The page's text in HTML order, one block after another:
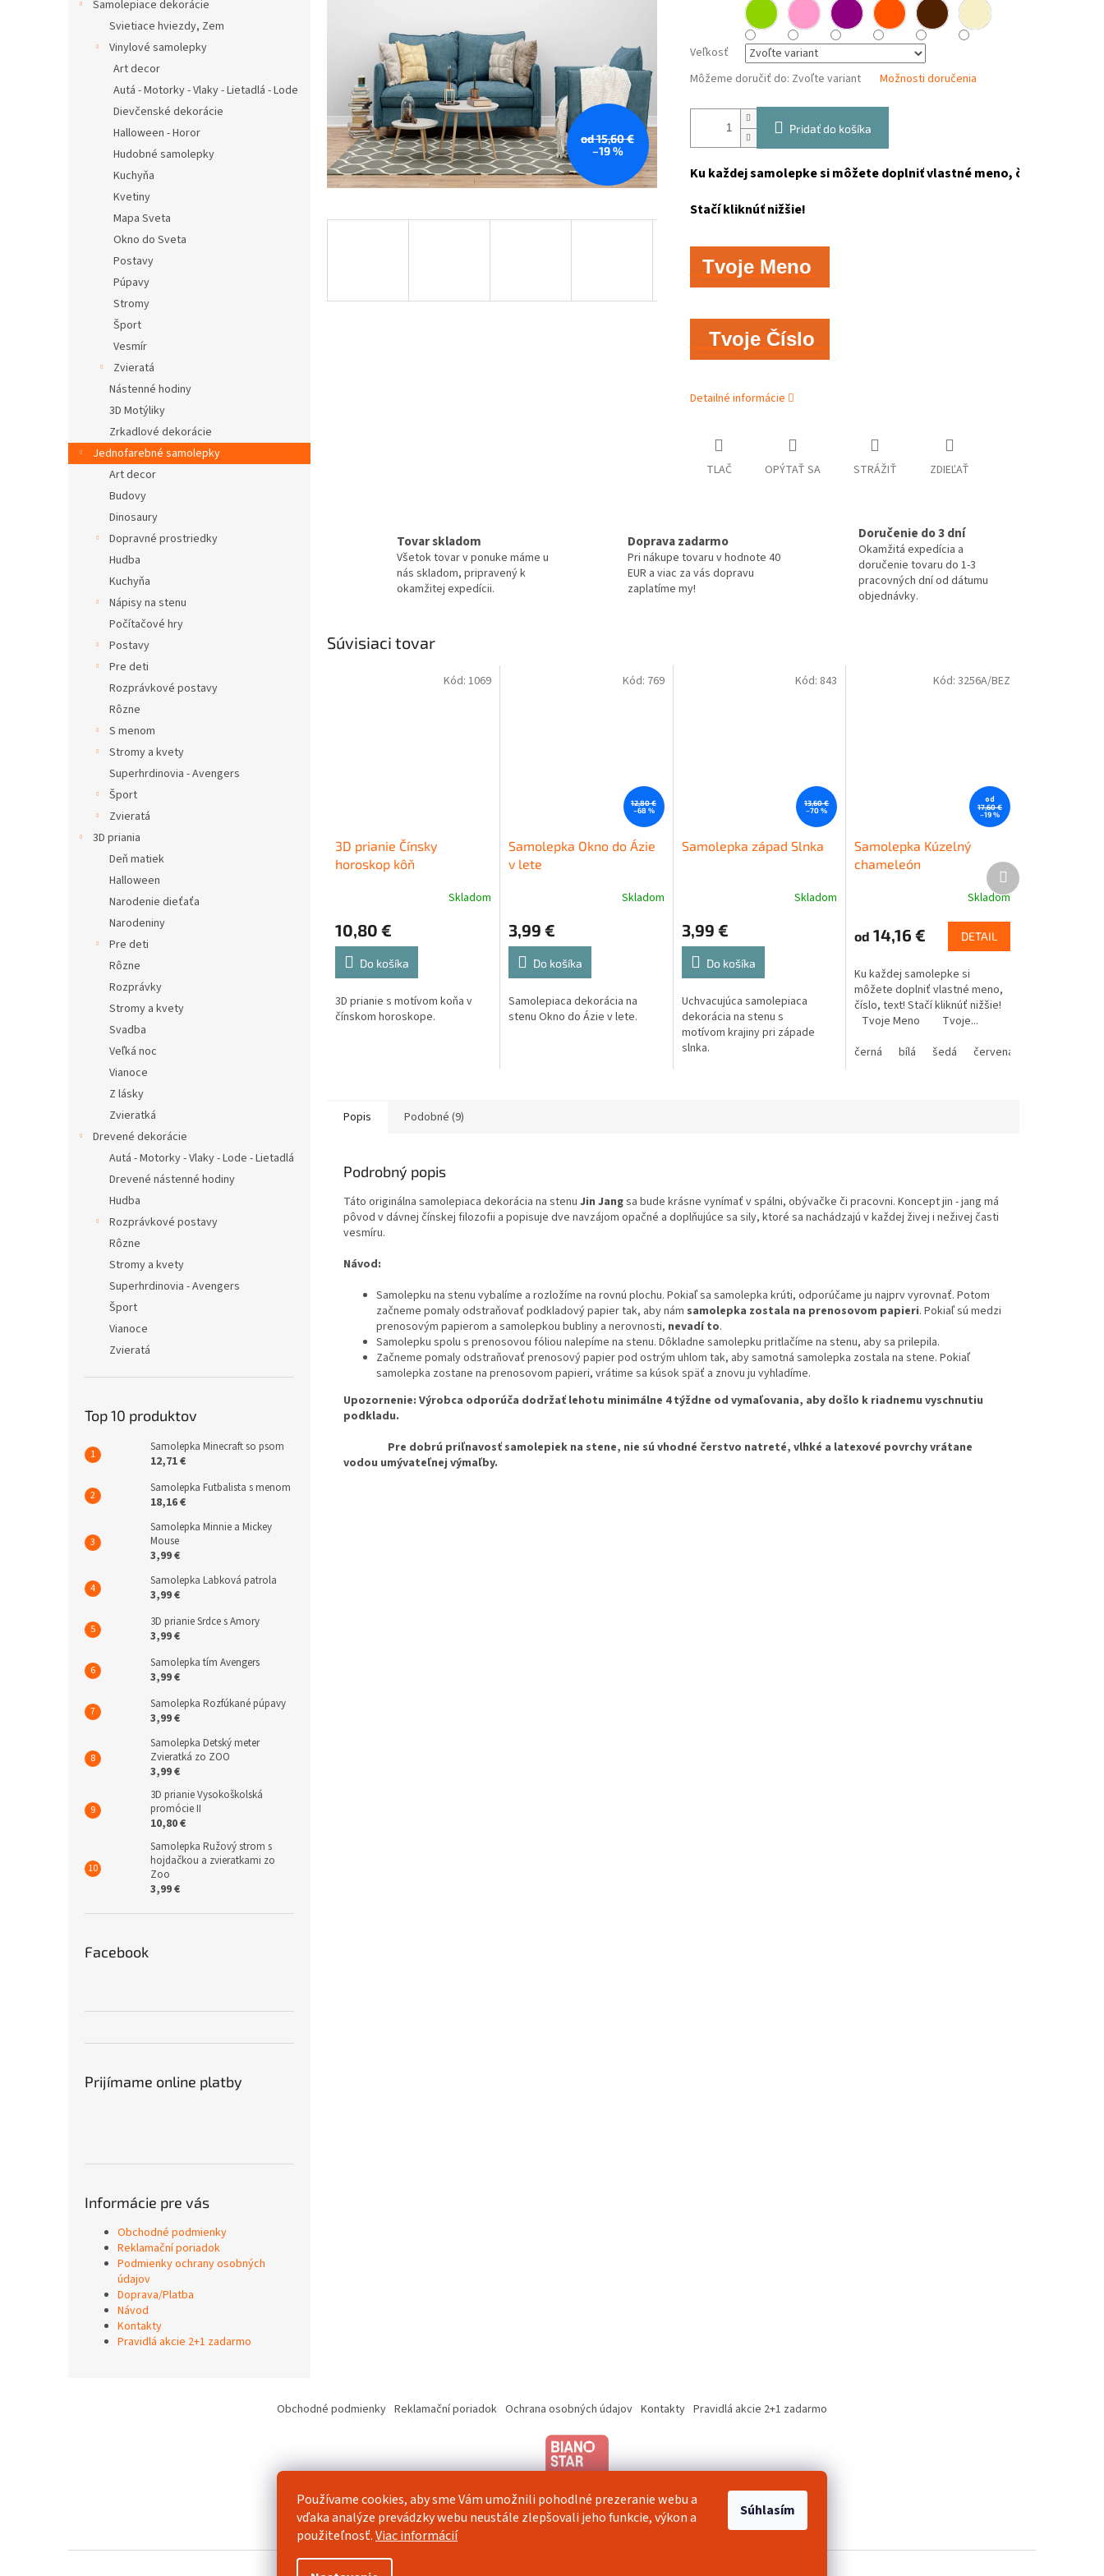
Používame cookies, aby sme Vám umožnili pohodlné prezeranie webu a
vďaka analýze prevádzky webu neustále zlepšovali jeho funkcie, výkon a
použiteľnosť.Viac informácií
Súhlasím
Samolepiace dekorácie
Svietiace hviezdy, Zem
Vinylové samolepky
Art decor
Autá - Motorky - Vlaky - Lietadlá - Lode
Dievčenské dekorácie
Halloween - Horor
Hudobné samolepky
Kuchyňa
Kvetiny
Mapa Sveta
Okno do Sveta
Postavy
Púpavy
Stromy
Šport
Vesmír
Zvieratá
Nástenné hodiny
3D Motýliky
Zrkadlové dekorácie
Jednofarebné samolepky
Art decor
Budovy
Dinosaury
Dopravné prostriedky
Hudba
Kuchyňa
Nápisy na stenu
Počítačové hry
Postavy
Pre deti
Rozprávkové postavy
Rôzne
S menom
Stromy a kvety
Superhrdinovia - Avengers
Šport
Zvieratá
3D priania
Deň matiek
Halloween
Narodenie dieťaťa
Narodeniny
Pre deti
Rôzne
Rozprávky
Stromy a kvety
Svadba
Veľká noc
Vianoce
Z lásky
Zvieratká
Drevené dekorácie
Autá - Motorky - Vlaky - Lode - Lietadlá
Drevené nástenné hodiny
Hudba
Rozprávkové postavy
Rôzne
Stromy a kvety
Superhrdinovia - Avengers
Šport
Vianoce
Zvieratá
Top 10 produktov
Samolepka Minecraft so psom
12,71 €
Samolepka Futbalista s menom
18,16 €
Samolepka Minnie a Mickey
Mouse
3,99 €
Samolepka Labková patrola
3,99 €
3D prianie Srdce s Amory
3,99 €
Samolepka tím Avengers
3,99 €
Samolepka Rozfúkané púpavy
3,99 €
Samolepka Detský meter
Zvieratká zo ZOO
3,99 €
3D prianie Vysokoškolská
promócie II
10,80 €
Samolepka Ružový strom s
hojdačkou a zvieratkami zo
Zoo
3,99 €
Facebook
Prijímame online platby
Informácie pre vás
Obchodné podmienky
Reklamační poriadok
Podmienky ochrany osobných
údajov
Doprava/Platba
Návod
Kontakty
Pravidlá akcie 2+1 zadarmo
od 15,60 €
–19 %
Veľkosť
Môžeme doručiť do: Zvoľte variant Možnosti doručenia
Pridať do košíka
Ku každej samolepke si môžete doplniť vlastné meno, číslo, text!
Stačí kliknúť nižšie!
Tvoje Meno
Tvoje Číslo
Detailné informácie
TLAČ OPÝTAŤ SA STRÁŽIŤ ZDIEĽAŤ
Tovar skladom
Všetok tovar v ponuke máme u
nás skladom, pripravený k
okamžitej expedícii.
Doprava zadarmo
Pri nákupe tovaru v hodnote 40
EUR a viac za vás dopravu
zaplatíme my!
Doručenie do 3 dní
Okamžitá expedícia a
doručenie tovaru do 1-3
pracovných dní od dátumu
objednávky.
Súvisiaci tovar
3D prianie Čínsky
horoskop kôň
Skladom
10,80 €
Do košíka
3D prianie s motívom koňa v
čínskom horoskope.
Kód: 1069
12,80 €
–68 %
Samolepka Okno do Ázie
v lete
Skladom
3,99 €
Do košíka
Samolepiaca dekorácia na
stenu Okno do Ázie v lete.
Kód: 769
13,60 €
–70 %
Samolepka západ Slnka
Skladom
3,99 €
Do košíka
Uchvacujúca samolepiaca
dekorácia na stenu s
motívom krajiny pri západe
slnka.
Kód: 843
od
17,60 €
–19 %
Samolepka Kúzelný
chameleón
Skladom
od 14,16 € DETAIL
Ku každej samolepke si
môžete doplniť vlastné meno,
číslo, text! Stačí kliknúť nižšie!
Tvoje Meno Tvoje...
černá
bílá šedá červená
Kód: 3256A/BEZ
Ďalší
produkt
Popis Podobné (9)
Podrobný popis
Táto originálna samolepiaca dekorácia na stenu Jin Jangsa bude krásne vynímať v spálni, obývačke či pracovni. Koncept jin - jang má
pôvod v dávnej čínskej filozofii a popisuje dve navzájom opačné a doplňujúce sa sily, ktoré sa nachádzajú v každej živej i neživej časti
vesmíru.
Návod:
Samolepku na stenu vybalíme a rozložíme na rovnú plochu. Pokiaľ sa samolepka krúti, odporúčame ju najprv vyrovnať. Potom
začneme pomaly odstraňovať podkladový papier tak, aby nám samolepka zostala na prenosovom papieri. Pokiaľ sú medzi
prenosovým papierom a samolepkou bubliny a nerovnosti, nevadí to.
Samolepku spolu s prenosovou fóliou nalepíme na stenu. Dôkladne samolepku pritlačíme na stenu, aby sa prilepila.
Začneme pomaly odstraňovať prenosový papier pod ostrým uhlom tak, aby samotná samolepka zostala na stene. Pokiaľ
samolepka zostane na prenosovom papieri, vrátime sa kúsok späť a znovu ju vyhladíme.
Upozornenie: Výrobca odporúča dodržať lehotu minimálne 4 týždne od vymaľovania, aby došlo k riadnemu vyschnutiu
podkladu.
Pre dobrú priľnavosť samolepiek na stene, nie sú vhodné čerstvo natreté, vlhké a latexové povrchy vrátane
vodou umývateľnej výmaľby.
Obchodné podmienky Reklamační poriadok Ochrana osobných údajov Kontakty Pravidlá akcie 2+1 zadarmo